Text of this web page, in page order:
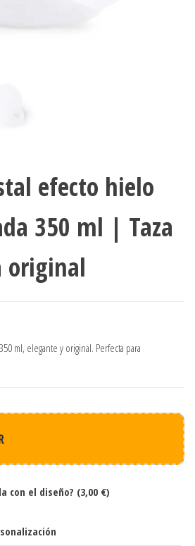
efecto hielo
350 ml | Taza
original
ml, elegante y original. Perfecta para
con el diseño? (3,00 €)